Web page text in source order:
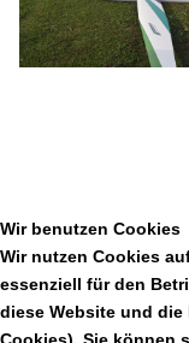
Wir benutzen Cookies
Wir nutzen Cookies
essenziell für den
diese Website und die